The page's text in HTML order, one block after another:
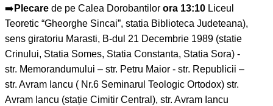
➡️ Plecare de pe Calea Dorobantilor ora 13:10 Liceul
Teoretic “Gheorghe Sincai”, statia Biblioteca Judeteana),
sens giratoriu Marasti, B-dul 21 Decembrie 1989 (statie
Crinului, Statia Somes, Statia Constanta, Statia Sora) -
str. Memorandumului – str. Petru Maior - str. Republicii –
str. Avram Iancu ( Nr.6 Seminarul Teologic Ortodox) str.
Avram Iancu (stație Cimitir Central), str. Avram Iancu